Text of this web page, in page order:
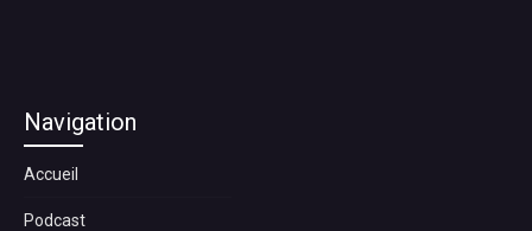
Navigation
Accueil
Podcast